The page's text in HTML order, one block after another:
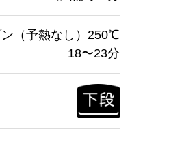
（予熱なし）250℃
18〜23分